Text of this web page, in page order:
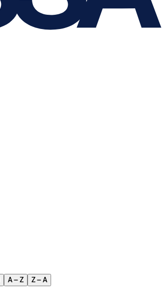
A – Z Z – A